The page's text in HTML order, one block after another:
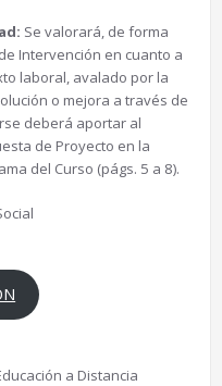
Se valorará, de forma
Intervención en cuanto a
laboral, avalado por la
o mejora a través de
deberá aportar al
de Proyecto en la
del Curso (págs. 5 a 8).